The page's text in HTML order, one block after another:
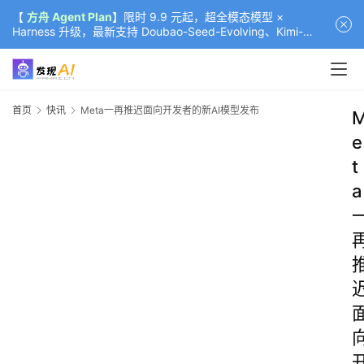
【 方舟 Agent Plan】限时 9.9 元起，超全模态模型 ×
Harness 升级，最新支持 Doubao-Seed-Evolving、Kimi-
K3（部分）、GLM-5.2
首页 快讯 Meta一再推迟面向开发者的新AI模型发布
e
t
a